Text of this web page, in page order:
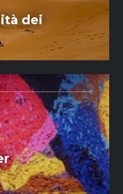
dei